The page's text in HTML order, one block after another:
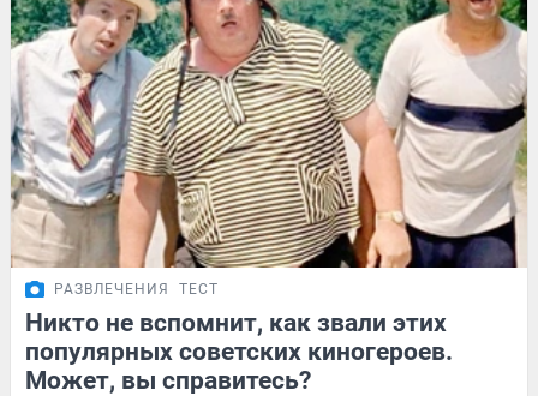
РАЗВЛЕЧЕНИЯ ТЕСТ
Никто не вспомнит, как звали этих
популярных советских киногероев.
Может, вы справитесь?